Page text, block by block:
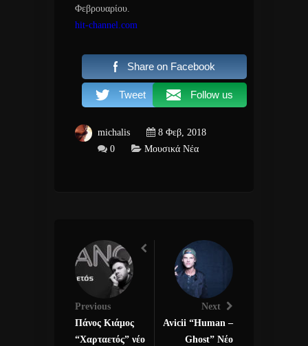
Φεβρουαρίου.
hit-channel.com
Share on Facebook
Tweet Follow us
michalis
8 Φεβ, 2018
0
Μουσικά Νέα
Previous
Πάνος Κιάμος
“Χαρταετός” νέο
Next
Avicii “Human –
Ghost” Νέο